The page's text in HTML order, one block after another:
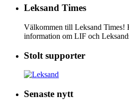
Leksand Times
Välkommen till Leksand Times!
information om LIF och
Stolt supporter
Senaste nytt